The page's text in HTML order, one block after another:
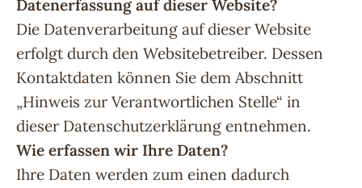
Datenerfassung auf dieser Website?
Die Datenverarbeitung auf dieser Website
erfolgt durch den Websitebetreiber. Dessen
Kontaktdaten können Sie dem Abschnitt
„Hinweis zur Verantwortlichen Stelle“ in
dieser Datenschutzerklärung entnehmen.
Wie erfassen wir Ihre Daten?
Ihre Daten werden zum einen dadurch